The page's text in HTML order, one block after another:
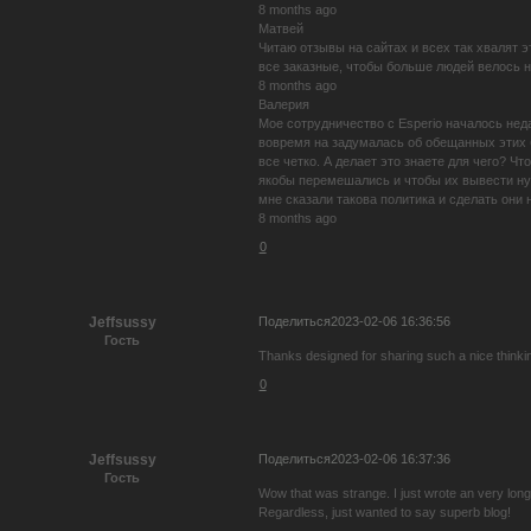
8 months ago
Матвей
Читаю отзывы на сайтах и всех так хвалят
все заказные, чтобы больше людей велось
8 months ago
Валерия
Мое сотрудничество с Esperio началось
вовремя на задумалась об обещанных этих
все четко. А делает это знаете для чего?
якобы перемешались и чтобы их вывести
мне сказали такова политика и сделать
8 months ago
0
Поделиться2023-02-06 16:36:56
Jeffsussy
Гость
Thanks designed for sharing such a nice
0
Поделиться2023-02-06 16:37:36
Jeffsussy
Гость
Wow that was strange. I just wrote an very
Regardless, just wanted to say superb blog!